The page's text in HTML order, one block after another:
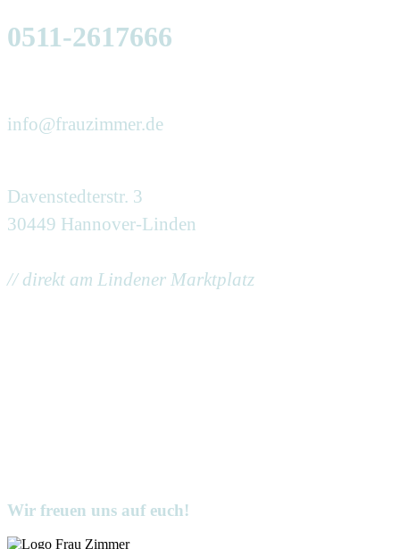
0511-2617666
info@frauzimmer.de
Davenstedterstr. 3
30449 Hannover-Linden
// direkt am Lindener Marktplatz
Wir freuen uns auf euch!